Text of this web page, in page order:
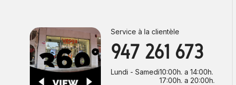
Service à la clientèle
947 261 673
Lundi - Samedi10:00h. a 14:00h.
17:00h. a 20:00h.